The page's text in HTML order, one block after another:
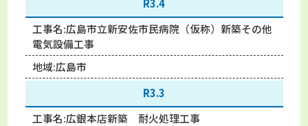
R3.4
工事名:広島市立新安佐市民病院（仮称）新築その他
電気設備工事
地域:広島市
R3.3
工事名:広銀本店新築 耐火処理工事